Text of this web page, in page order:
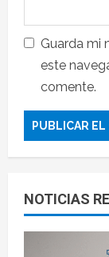
Guarda mi
este
comente.
NOTICIAS